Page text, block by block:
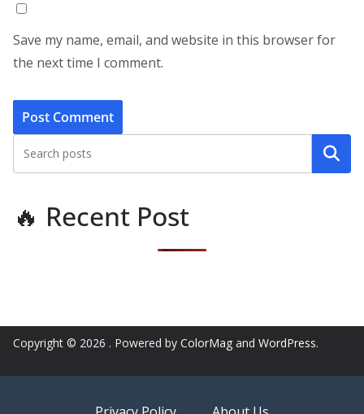
Save my name, email, and website in this browser for
the next time I comment.
Search
🔥 Recent Post
Copyright © 2026 . Powered by ColorMag and WordPress.